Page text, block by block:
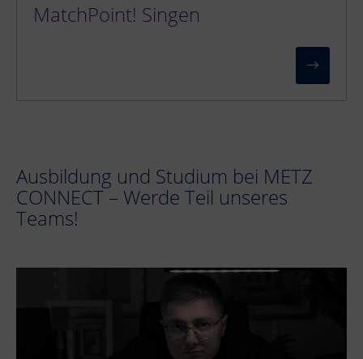
MatchPoint! Singen
Ausbildung und Studium bei METZ
CONNECT – Werde Teil unseres
Teams!